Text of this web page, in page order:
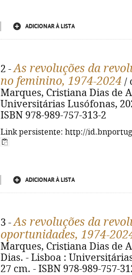
ADICIONAR À LISTA
2 -As revoluções da
no feminino, 1974-2024 /
Marques, Cristiana Dias de
Universitárias Lusófonas,
ISBN 978-989-757-313-2
Link persistente: http://
ADICIONAR À LISTA
3 -As revoluções da
oportunidades, 1974-
Marques, Cristiana Dias de
Dias. - Lisboa :
27 cm. - ISBN 978-989-757-